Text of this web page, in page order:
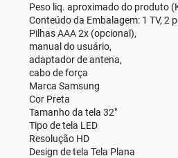
Peso liq. aproximado do produto
Conteúdo da Embalagem: 1 TV, 2
Pilhas AAA 2x (opcional),
manual do usuário,
adaptador de antena,
cabo de força
Marca Samsung
Cor Preta
Tamanho da tela 32"
Tipo de tela LED
Resolução HD
Design de tela Tela Plana